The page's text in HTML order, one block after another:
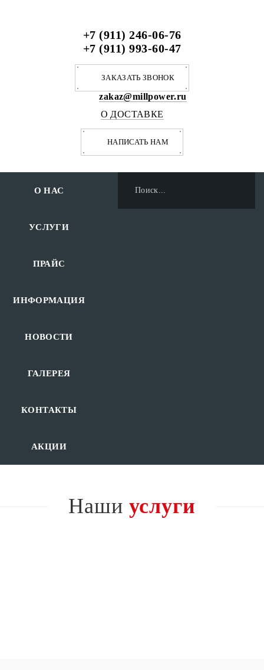
+7 (911) 246-06-76
+7 (911) 993-60-47
ЗАКАЗАТЬ ЗВОНОК
zakaz@millpower.ru
О ДОСТАВКЕ
НАПИСАТЬ НАМ
О НАС
УСЛУГИ
ПРАЙС
ИНФОРМАЦИЯ
НОВОСТИ
ГАЛЕРЕЯ
КОНТАКТЫ
АКЦИИ
Наши услуги